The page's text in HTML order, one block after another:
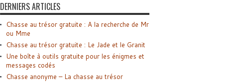
DERNIERS ARTICLES
Chasse au trésor gratuite : A la recherche de Mr
ou Mme
Chasse au trésor gratuite : Le Jade et le Granit
Une boîte à outils gratuite pour les énigmes et
messages codés
Chasse anonyme – La chasse au trésor